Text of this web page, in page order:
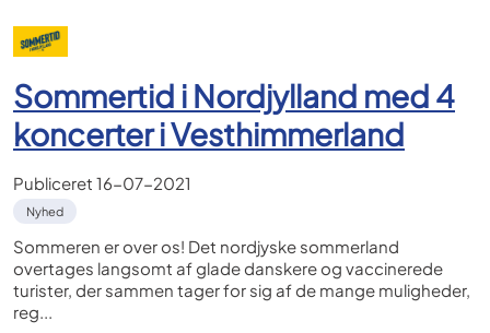
Sommertid i Nordjylland med 4
koncerter i Vesthimmerland
Publiceret 16-07-2021
Nyhed
Sommeren er over os! Det nordjyske sommerland
overtages langsomt af glade danskere og vaccinerede
turister, der sammen tager for sig af de mange muligheder,
reg...